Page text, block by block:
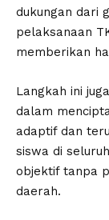
dukungan dari
pelaksanaan
memberikan
Langkah ini
dalam
adaptif dan
siswa di
objektif tanpa
daerah.